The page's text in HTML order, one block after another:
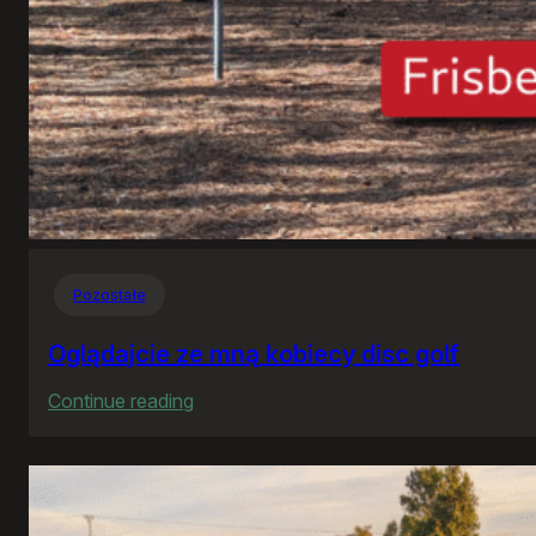
Pozostałe
Oglądajcie ze mną kobiecy disc golf
Continue reading
ze
kobiecy